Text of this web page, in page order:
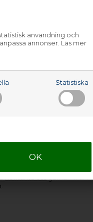
användning och
annonser. Läs mer
Statistiska
3
Remskiva, Polar
tvättmaskin
Lägg i
Bara 1 kvar!
har på lager, kan vi för
vi de rätta att hitta delen
gärna - vi är